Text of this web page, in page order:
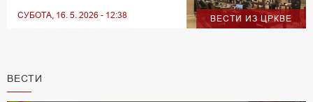
ВЕСТИ ИЗ ЦРКВЕ
СУБОТА, 16. 5. 2026 - 12:38
ВЕСТИ